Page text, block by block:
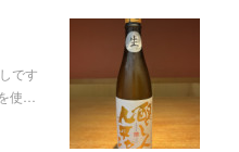
です
使…